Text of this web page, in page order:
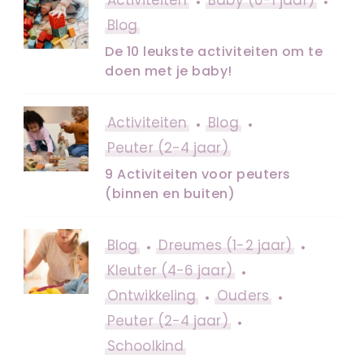
Blog
De 10 leukste activiteiten om te
doen met je baby!
Activiteiten
Blog
Peuter (2-4 jaar)
9 Activiteiten voor peuters
(binnen en buiten)
Blog
Dreumes (1-2 jaar)
Kleuter (4-6 jaar)
Ontwikkeling
Ouders
Peuter (2-4 jaar)
Schoolkind